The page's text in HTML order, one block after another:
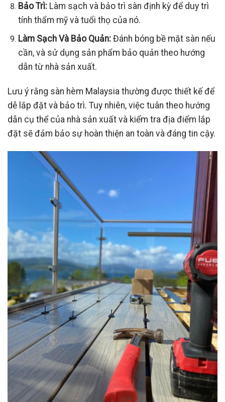
Bảo Trì:Làm sạch và bảo trì sàn định kỳ để duy trì
tính thẩm mỹ và tuổi thọ của nó.
Làm Sạch Và Bảo Quản:Đánh bóng bề mặt sàn nếu
cần, và sử dụng sản phẩm bảo quản theo hướng
dẫn từ nhà sản xuất.
Lưu ý rằng sàn hèm Malaysia thường được thiết kế để
dễ lắp đặt và bảo trì. Tuy nhiên, việc tuân theo hướng
dẫn cụ thể của nhà sản xuất và kiểm tra địa điểm lắp
đặt sẽ đảm bảo sự hoàn thiện an toàn và đáng tin cậy.